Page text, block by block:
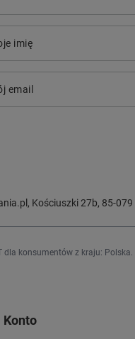
imię
email
, Kościuszki 27b, 85-079
dla konsumentów z kraju: Polska
Konto